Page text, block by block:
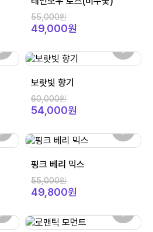
55,000원
49,000원
보랏빛 향기
60,000원
54,000원
핑크 베리 믹스
55,000원
49,800원